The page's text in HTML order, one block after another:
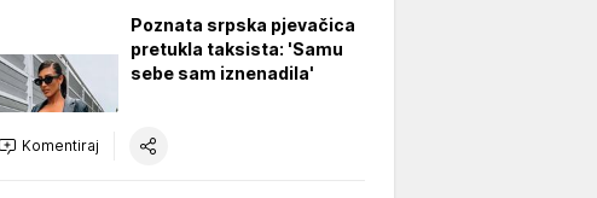
Poznata srpska pjevačica
pretukla taksista: 'Samu
sebe sam iznenadila'
Komentiraj